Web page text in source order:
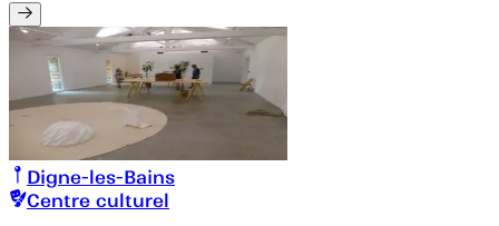
Digne-les-Bains
Centre culturel